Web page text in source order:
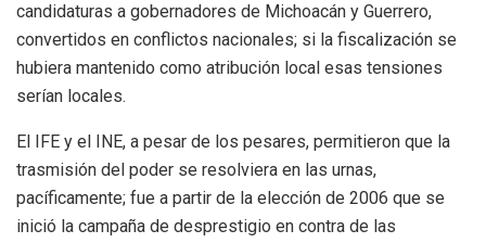
candidaturas a gobernadores de Michoacán y Guerrero,
convertidos en conflictos nacionales; si la fiscalización se
hubiera mantenido como atribución local esas tensiones
serían locales.
El IFE y el INE, a pesar de los pesares, permitieron que la
trasmisión del poder se resolviera en las urnas,
pacíficamente; fue a partir de la elección de 2006 que se
inició la campaña de desprestigio en contra de las